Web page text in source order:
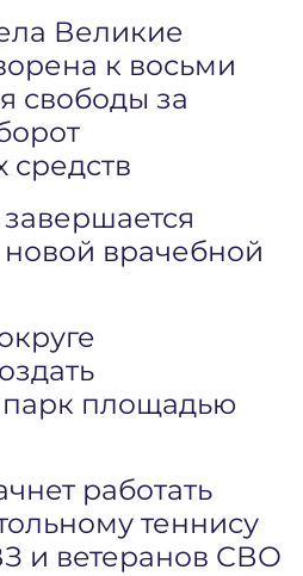
Великие
к восьми
свободы за
средств
новой врачебной
площадью
работать
теннису
и ветеранов СВО